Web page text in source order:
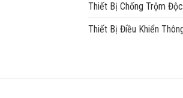
Thiết Bị Chống Trộm
Thiết Bị Điều Khiển